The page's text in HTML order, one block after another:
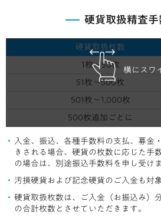
硬貨取扱精査手
硬貨取扱枚数
1枚～50枚
51枚～500枚
501枚～1,000枚
500枚追加ごとに
横にスワ
入金、振込、各種手数料の支払、募金
きされる場合、硬貨の枚数に応じた手
の場合は、別途振込手数料を申し受けま
汚損硬貨および記念硬貨のご入金も対
硬貨取扱枚数は、ご入金（お振込み）
の合計枚数とさせていただきます。